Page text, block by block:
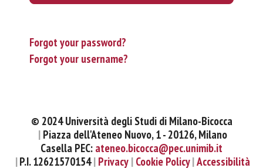
Forgot your password?
Forgot your username?
© 2024 Università degli Studi di Milano-Bicocca
Piazza dell'Ateneo Nuovo, 1 - 20126, Milano
Casella PEC: ateneo.bicocca@pec.unimib.it
P.I. 12621570154 Privacy Cookie Policy Accessibilità